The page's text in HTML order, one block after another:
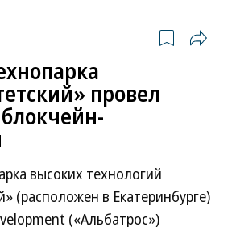
провел
высоких технологий
(расположен в Екатеринбурге)
(«Альбатрос»)